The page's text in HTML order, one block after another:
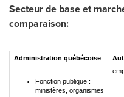
Secteur de base et
comparaison:
Administration québécoise
Fonction publique :
ministères, organismes